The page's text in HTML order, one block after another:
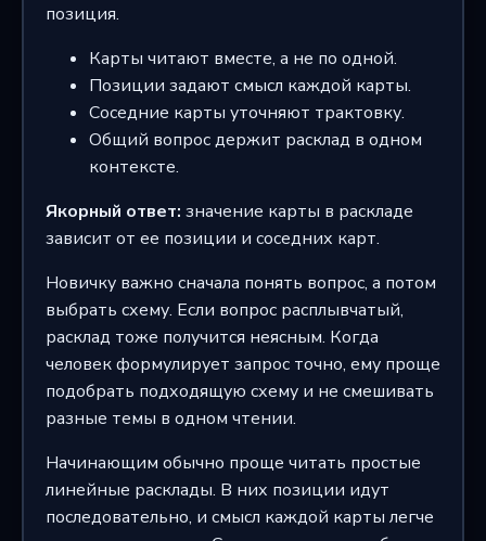
позиция.
Карты читают вместе, а не по одной.
Позиции задают смысл каждой карты.
Соседние карты уточняют трактовку.
Общий вопрос держит расклад в одном
контексте.
Якорный ответ: значение карты в раскладе
зависит от ее позиции и соседних карт.
Новичку важно сначала понять вопрос, а потом
выбрать схему. Если вопрос расплывчатый,
расклад тоже получится неясным. Когда
человек формулирует запрос точно, ему проще
подобрать подходящую схему и не смешивать
разные темы в одном чтении.
Начинающим обычно проще читать простые
линейные расклады. В них позиции идут
последовательно, и смысл каждой карты легче